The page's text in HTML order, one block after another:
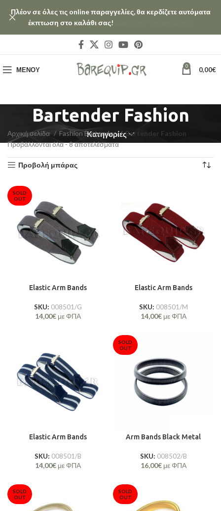
ΜΕΝΟΎ 0 0,00€
Bartender Fashion
Κατηγορίες
Αρχική σελίδα Fashion Bartender
Bartender Fashion
Προβάλλονται όλα - 8 αποτελέσματα
Προβολή μπάρας
SOLD
OUT
Elastic Arm Bands
SKU: 008501/G
14,00€με ΦΠΑ
Elastic Arm Bands
SKU: 008501/M
14,00€με ΦΠΑ
Elastic Arm Bands
SKU: 008501/B
14,00€με ΦΠΑ
SOLD
OUT
Arm Bands Black Metal
SKU: 008502/B
16,00€με ΦΠΑ
SOLD
OUT
SOLD
OUT
Πλέον σε όλες τις online παραγγελίες, θα κερδίζετε αυτόματα
έκπτωση στο καλάθι σας!